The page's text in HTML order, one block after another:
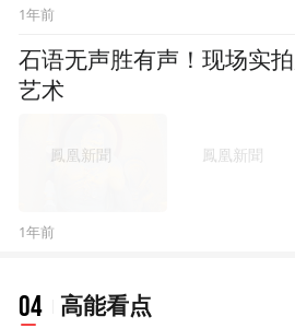
1年前
石语无声胜有声！现场实
艺术
1年前
04 高能看点